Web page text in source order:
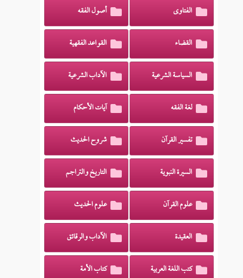
الفتاوى أصول الفقه
القضاء القواعد الفقهية
السياسة الشرعية الآداب الشرعية
لغة الفقه آيات الأحكام
تفسير القرآن شروح الحديث
السيرة النبوية التاريخ والتراجم
علوم القرآن علوم الحديث
العقيدة الآداب والرقائق
كتب اللغة العربية كتاب الأمة